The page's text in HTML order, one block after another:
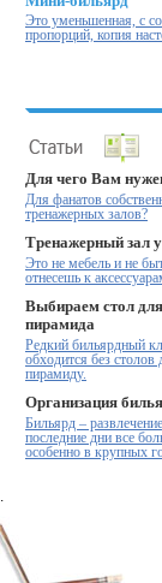
Это уменьшенная, с
пропорций, копия
Для чего Вам
Для фанатов
тренажерных залов?
Тренажерный зал
Это не мебель и не
отнесешь к
Выбираем стол
пирамида
Редкий бильярдный
обходится без
пирамиду.
Организация
Бильярд –
последние дни все
особенно в крупных
.